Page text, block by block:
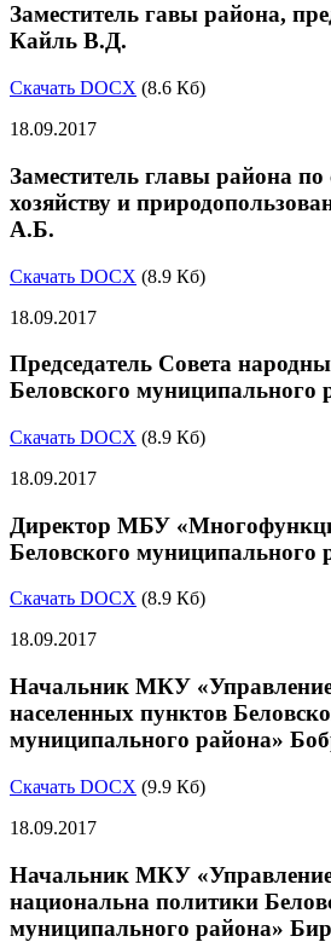
Заместитель гавы района,
Кайль В.Д.
Скачать DOCX (8.6 Кб)
18.09.2017
Заместитель главы района по
хозяйству и
А.Б.
Скачать DOCX (8.9 Кб)
18.09.2017
Председатель Совета
Беловского
Скачать DOCX (8.9 Кб)
18.09.2017
Директор МБУ
Беловского муниципального
Скачать DOCX (8.9 Кб)
18.09.2017
Начальник МКУ «Управление
населенных пунктов
муниципального района»
Скачать DOCX (9.9 Кб)
18.09.2017
Начальник МКУ
национальна политики
муниципального района»